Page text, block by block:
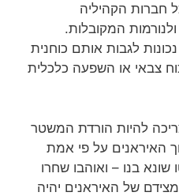
חברות הקהיליה
המקובלות.
לגבות אותם כוחנית
צבאי או השפעה כלכלית
להיות הורדת המשטר
האיראנים על פי אמת
בנו – ואוהבו שחרו
של האיראנים יהיה